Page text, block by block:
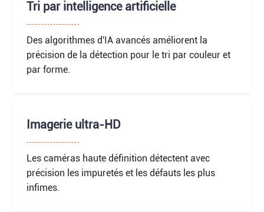
Tri par intelligence artificielle
Des algorithmes d'IA avancés améliorent la
précision de la détection pour le tri par couleur et
par forme.
Imagerie ultra-HD
Les caméras haute définition détectent avec
précision les impuretés et les défauts les plus
infimes.